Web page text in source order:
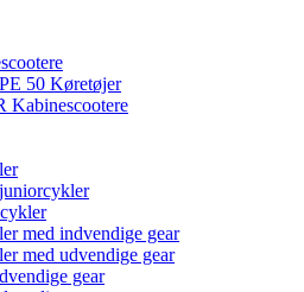
50 Køretøjer
med indvendige gear
med udvendige gear
gear